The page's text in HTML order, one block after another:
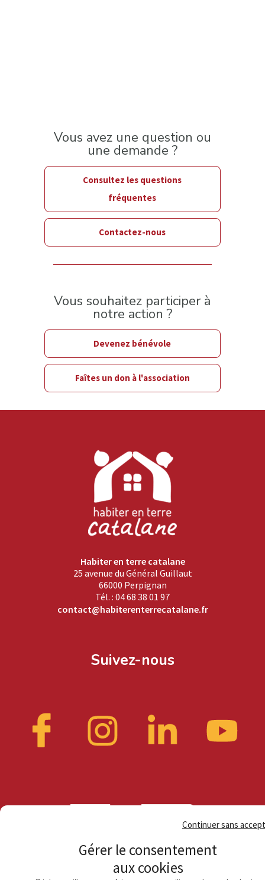
Gérer le consentement
aux cookies
Continuer sans
Vous avez une question ou
une demande ?
Consultez les questions
fréquentes
Contactez-nous
Vous souhaitez participer à
notre action ?
Devenez bénévole
Faîtes un don à l'association
Habiter en terre catalane
25 avenue du Général Guillaut
66000 Perpignan
Tél. : 04 68 38 01 97
contact@habiterenterrecatalane.fr
Suivez-nous